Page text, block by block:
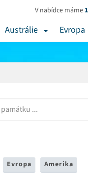
V nabídce máme
Austrálie Evropa
Evropa Amerika